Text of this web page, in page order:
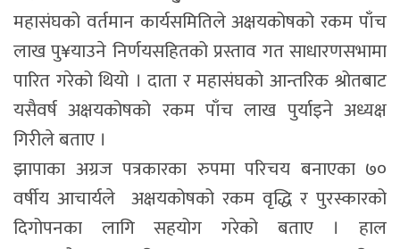
महासंघको वर्तमान कार्यसमितिले अक्षयकोषको रकम पाँच
लाख पु¥याउने निर्णयसहितको प्रस्ताव गत साधारणसभामा
पारित गरेको थियो । दाता र महासंघको आन्तरिक श्रोतबाट
यसैवर्ष अक्षयकोषको रकम पाँच लाख पुर्याइने अध्यक्ष
गिरीले बताए ।
झापाका अग्रज पत्रकारका रुपमा परिचय बनाएका ७०
वर्षीय आचार्यले अक्षयकोषको रकम वृद्धि र पुरस्कारको
दिगोपनका लागि सहयोग गरेको बताए । हाल